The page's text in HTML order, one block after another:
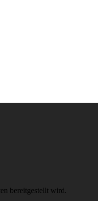
bereitgestellt wird.